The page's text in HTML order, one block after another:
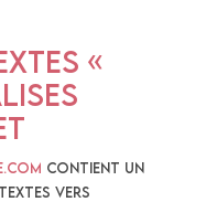
«
contient un
vers